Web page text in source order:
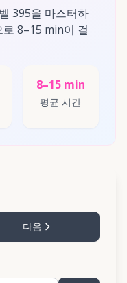
395을 마스터하
8–15 min이 걸
8–15 min
평균 시간
다음